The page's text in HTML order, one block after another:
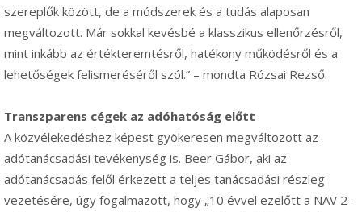
szereplők között, de a módszerek és a tudás alaposan
megváltozott. Már sokkal kevésbé a klasszikus ellenőrzésről,
mint inkább az értékteremtésről, hatékony működésről és a
lehetőségek felismeréséről szól.” – mondta Rózsai Rezső.
Transzparens cégek az adóhatóság előtt
A közvélekedéshez képest gyökeresen megváltozott az
adótanácsadási tevékenység is. Beer Gábor, aki az
adótanácsadás felől érkezett a teljes tanácsadási részleg
vezetésére, úgy fogalmazott, hogy „10 évvel ezelőtt a NAV 2-